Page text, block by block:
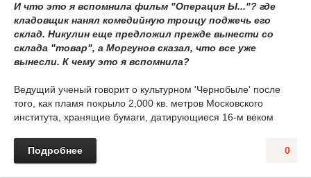
И что это я вспомнила фильм "Операция Ы..."? где
кладовщик нанял комедийную троицу поджечь его
склад. Никулин еще предложил прежде вынести со
склада "товар", а Моргунов сказал, что все уже
вынесли. К чему это я вспомнила?
Ведущий ученый говорит о культурном 'Чернобыле' после
того, как пламя покрыло 2,000 кв. метров Московского
института, хранящие бумаги, датирующиеся 16-м веком
0
Подробнее